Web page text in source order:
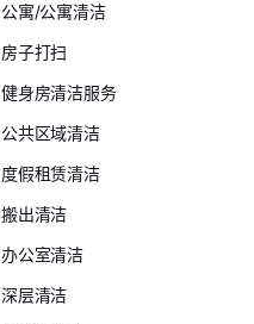
公寓/公寓清洁
房子打扫
健身房清洁服务
公共区域清洁
度假租赁清洁
搬出清洁
办公室清洁
深层清洁